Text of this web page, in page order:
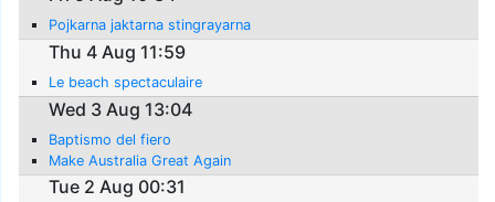
Pojkarna jaktarna stingrayarna
Thu 4 Aug 11:59
Le beach spectaculaire
Wed 3 Aug 13:04
Baptismo del fiero
Make Australia Great Again
Tue 2 Aug 00:31